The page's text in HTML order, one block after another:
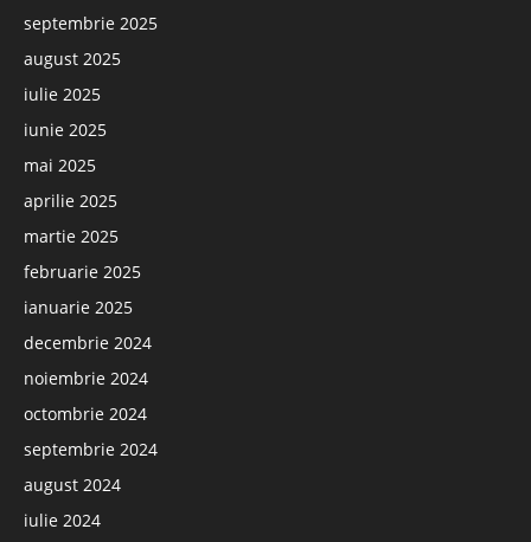
septembrie 2025
august 2025
iulie 2025
iunie 2025
mai 2025
aprilie 2025
martie 2025
februarie 2025
ianuarie 2025
decembrie 2024
noiembrie 2024
octombrie 2024
septembrie 2024
august 2024
iulie 2024